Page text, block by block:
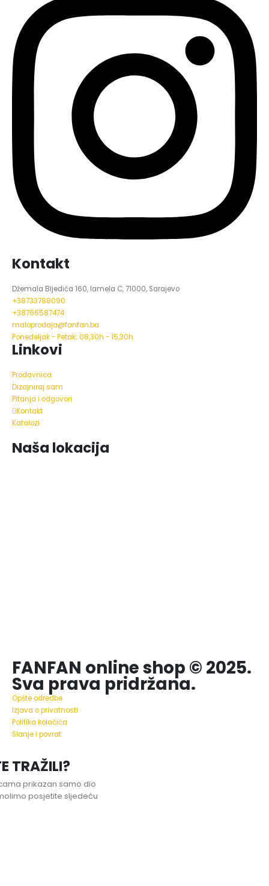
Kontakt
Džemala Bijedića 160, lamela C, 71000, Sarajevo
+38733788090
+38766587474
maloprodaja@fanfan.ba
Ponedeljak - Petak; 08,30h - 15,30h
Linkovi
Prodavnica
Dizajniraj sam
Pitanja i odgovori
Kontakt
Katalozi
Naša lokacija
FANFAN online shop © 2025.
Sva prava pridržana.
Opšte odredbe
Izjava o privatnosti
Politika kolačića
Slanje i povrat
TRAŽILI?
prikazan samo dio
posjetite sljedeću